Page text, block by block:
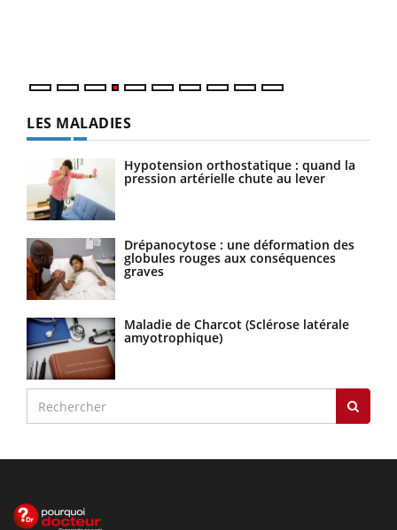
LES MALADIES
Hypotension orthostatique : quand la
pression artérielle chute au lever
Drépanocytose : une déformation des
globules rouges aux conséquences
graves
Maladie de Charcot (Sclérose latérale
amyotrophique)